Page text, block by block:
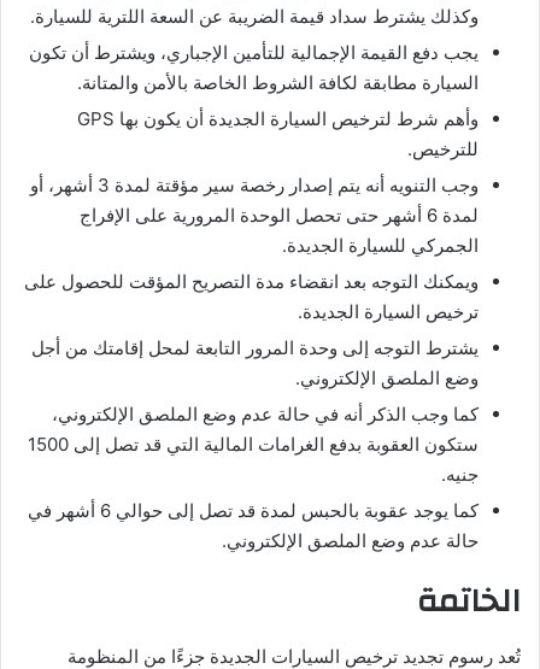
وكذلك يشترط سداد قيمة الضريبة عن السعة اللترية للسيارة.
يجب دفع القيمة الإجمالية للتأمين الإجباري، ويشترط أن تكون
السيارة مطابقة لكافة الشروط الخاصة بالأمن والمتانة.
وأهم شرط لترخيص السيارة الجديدة أن يكون بها GPS
للترخيص.
وجب التنويه أنه يتم إصدار رخصة سير مؤقتة لمدة 3 أشهر، أو
لمدة 6 أشهر حتى تحصل الوحدة المرورية على الإفراج
الجمركي للسيارة الجديدة.
ويمكنك التوجه بعد انقضاء مدة التصريح المؤقت للحصول على
ترخيص السيارة الجديدة.
يشترط التوجه إلى وحدة المرور التابعة لمحل إقامتك من أجل
وضع الملصق الإلكتروني.
كما وجب الذكر أنه في حالة عدم وضع الملصق الإلكتروني،
ستكون العقوبة بدفع الغرامات المالية التي قد تصل إلى 1500
جنيه.
كما يوجد عقوبة بالحبس لمدة قد تصل إلى حوالي 6 أشهر في
حالة عدم وضع الملصق الإلكتروني.
الخاتمة
تُعد رسوم تجديد ترخيص السيارات الجديدة جزءًا من المنظومة